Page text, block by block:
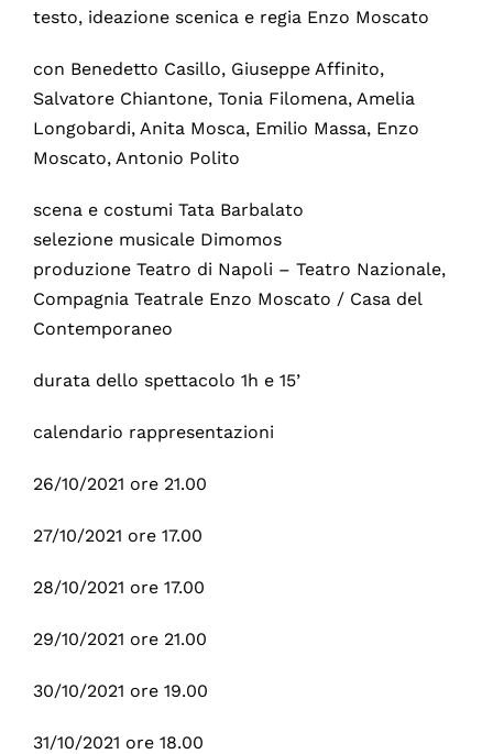
testo, ideazione scenica e regia Enzo Moscato
con Benedetto Casillo, Giuseppe Affinito,
Salvatore Chiantone, Tonia Filomena, Amelia
Longobardi, Anita Mosca, Emilio Massa, Enzo
Moscato, Antonio Polito
scena e costumi Tata Barbalato
selezione musicale Dimomos
produzione Teatro di Napoli – Teatro Nazionale,
Compagnia Teatrale Enzo Moscato / Casa del
Contemporaneo
durata dello spettacolo 1h e 15’
calendario rappresentazioni
26/10/2021 ore 21.00
27/10/2021 ore 17.00
28/10/2021 ore 17.00
29/10/2021 ore 21.00
30/10/2021 ore 19.00
31/10/2021 ore 18.00